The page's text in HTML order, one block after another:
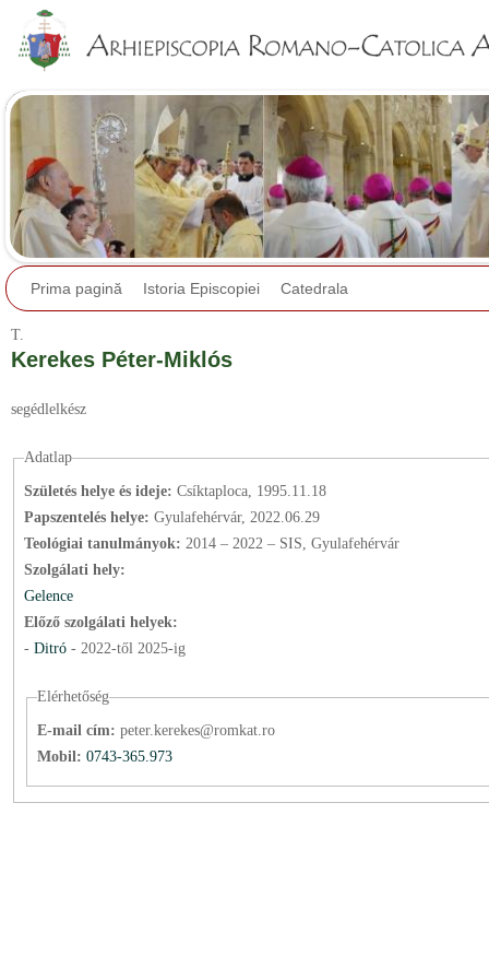
Prima pagină Istoria Episcopiei Catedrala
T.
Kerekes Péter-Miklós
segédlelkész
Adatlap
Születés helye és ideje: Csíktaploca, 1995.11.18
Papszentelés helye: Gyulafehérvár, 2022.06.29
Teológiai tanulmányok: 2014 – 2022 – SIS, Gyulafehérvár
Szolgálati hely:
Gelence
Előző szolgálati helyek:
- Ditró - 2022-től 2025-ig
Elérhetőség
E-mail cím: peter.kerekes@romkat.ro
Mobil: 0743-365.973